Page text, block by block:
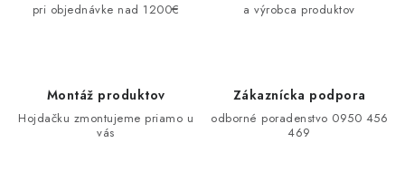
pri objednávke nad 1200€ a výrobca produktov
Montáž produktov
Hojdačku zmontujeme priamo u
vás
Zákaznícka podpora
odborné poradenstvo 0950 456
469